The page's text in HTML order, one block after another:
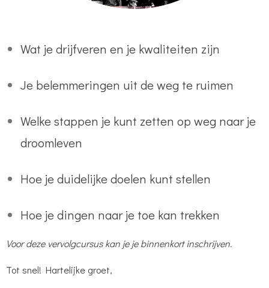
Wat je drijfveren en je kwaliteiten zijn
Je belemmeringen uit de weg te ruimen
Welke stappen je kunt zetten op weg naar je
droomleven
Hoe je duidelijke doelen kunt stellen
Hoe je dingen naar je toe kan trekken
Voor deze vervolgcursus kan je je binnenkort inschrijven.
Tot snel! Hartelijke groet,